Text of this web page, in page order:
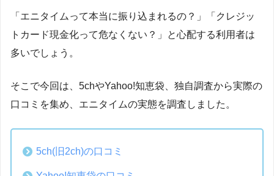
「エニタイムって本当に振り込まれるの？」「クレジッ
トカード現金化って危なくない？」と心配する利用者は
多いでしょう。
そこで今回は、5chやYahoo!知恵袋、独自調査から実際の
口コミを集め、エニタイムの実態を調査しました。
5ch(旧2ch)の口コミ